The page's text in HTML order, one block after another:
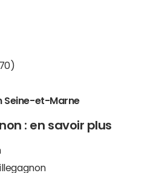
Seine-et-Marne
: en savoir plus